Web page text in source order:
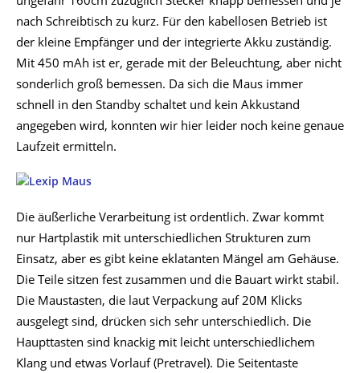
nach Schreibtisch zu kurz. Für den kabellosen Betrieb ist
der kleine Empfänger und der integrierte Akku zuständig.
Mit 450 mAh ist er, gerade mit der Beleuchtung, aber nicht
sonderlich groß bemessen. Da sich die Maus immer
schnell in den Standby schaltet und kein Akkustand
angegeben wird, konnten wir hier leider noch keine genaue
Laufzeit ermitteln.
Die äußerliche Verarbeitung ist ordentlich. Zwar kommt
nur Hartplastik mit unterschiedlichen Strukturen zum
Einsatz, aber es gibt keine eklatanten Mängel am Gehäuse.
Die Teile sitzen fest zusammen und die Bauart wirkt stabil.
Die Maustasten, die laut Verpackung auf 20M Klicks
ausgelegt sind, drücken sich sehr unterschiedlich. Die
Haupttasten sind knackig mit leicht unterschiedlichem
Klang und etwas Vorlauf (Pretravel). Die Seitentaste